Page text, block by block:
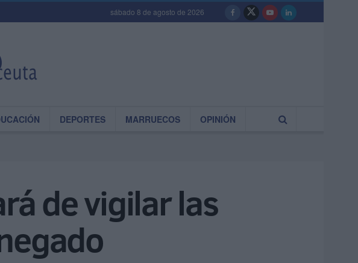
sábado 8 de agosto de 2026
DEPORTES MARRUECOS OPINIÓN
de vigilar las